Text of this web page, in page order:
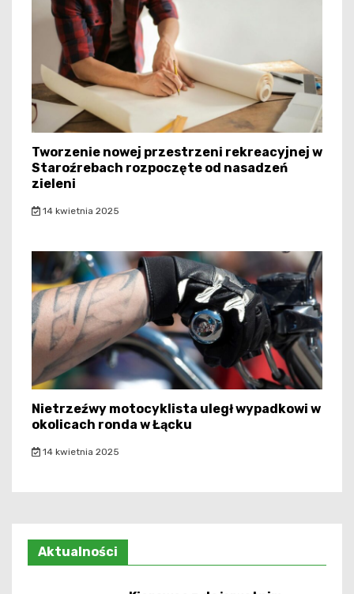
Tworzenie nowej przestrzeni rekreacyjnej w
Staroźrebach rozpoczęte od nasadzeń
zieleni
14 kwietnia 2025
Nietrzeźwy motocyklista uległ wypadkowi w
okolicach ronda w Łącku
14 kwietnia 2025
Aktualności